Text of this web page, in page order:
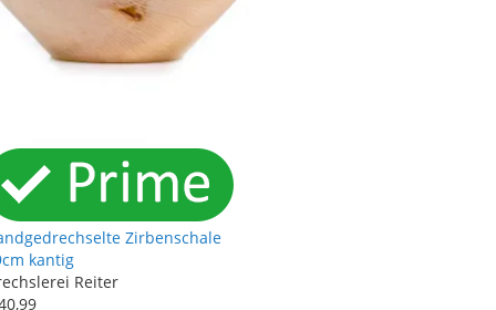
Zirbenschale
kantig
Reiter
,99